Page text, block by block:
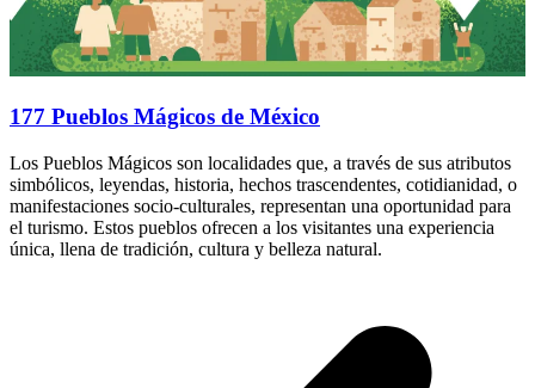
177 Pueblos Mágicos de México
Los Pueblos Mágicos son localidades que, a través de sus atributos
simbólicos, leyendas, historia, hechos trascendentes, cotidianidad, o
manifestaciones socio-culturales, representan una oportunidad para
el turismo. Estos pueblos ofrecen a los visitantes una experiencia
única, llena de tradición, cultura y belleza natural.